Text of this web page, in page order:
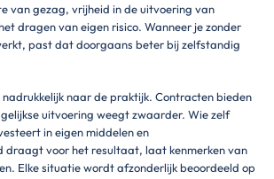
van gezag, vrijheid in de uitvoering van
dragen van eigen risico. Wanneer je zonder
past dat doorgaans beter bij zelfstandig
naar de praktijk. Contracten bieden
uitvoering weegt zwaarder. Wie zelf
in eigen middelen en
draagt voor het resultaat, laat kenmerken van
Elke situatie wordt afzonderlijk beoordeeld op